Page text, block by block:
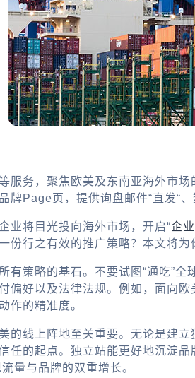
务，聚焦欧美及东南亚海外市场
牌Page页，提供询盘邮件“直发“
业将目光投向海外市场，开启“企
份行之有效的推广策略？本文将为
有策略的基石。不要试图“通吃”
偏好以及法律法规。例如，面向
作的精准度。
的线上阵地至关重要。无论是建
任的起点。独立站能更好地沉淀
量与品牌的双重增长。